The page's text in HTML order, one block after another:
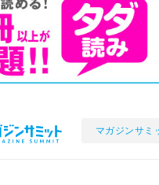
マガジンサミ